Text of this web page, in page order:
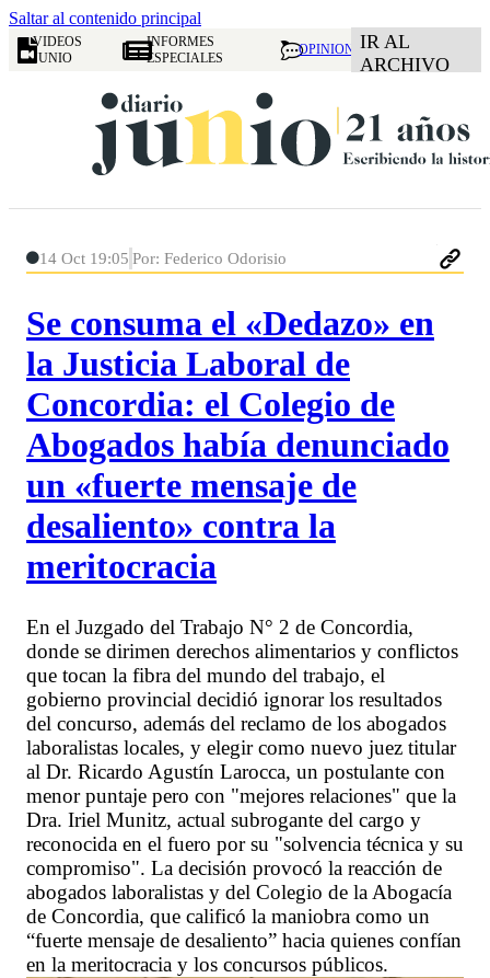
Saltar al contenido principal
VIDEOS
JUNIO
INFORMES
ESPECIALES
OPINION IR AL
ARCHIVO
14 Oct 19:05 Por: Federico Odorisio
Se consuma el «Dedazo» en
la Justicia Laboral de
Concordia: el Colegio de
Abogados había denunciado
un «fuerte mensaje de
desaliento» contra la
meritocracia
En el Juzgado del Trabajo N° 2 de Concordia,
donde se dirimen derechos alimentarios y conflictos
que tocan la fibra del mundo del trabajo, el
gobierno provincial decidió ignorar los resultados
del concurso, además del reclamo de los abogados
laboralistas locales, y elegir como nuevo juez titular
al Dr. Ricardo Agustín Larocca, un postulante con
menor puntaje pero con "mejores relaciones" que la
Dra. Iriel Munitz, actual subrogante del cargo y
reconocida en el fuero por su "solvencia técnica y su
compromiso". La decisión provocó la reacción de
abogados laboralistas y del Colegio de la Abogacía
de Concordia, que calificó la maniobra como un
“fuerte mensaje de desaliento” hacia quienes confían
en la meritocracia y los concursos públicos.